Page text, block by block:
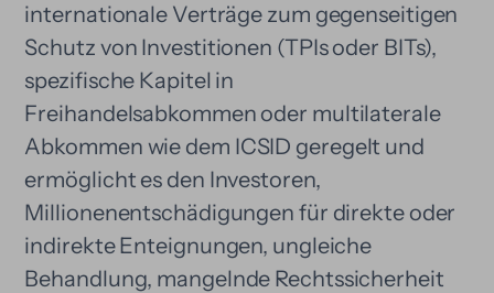
internationale Verträge zum gegenseitigen
Schutz von Investitionen (TPIs oder BITs),
spezifische Kapitel in
Freihandelsabkommen oder multilaterale
Abkommen wie dem ICSID geregelt und
ermöglicht es den Investoren,
Millionenentschädigungen für direkte oder
indirekte Enteignungen, ungleiche
Behandlung, mangelnde Rechtssicherheit